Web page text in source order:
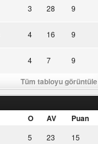
3 28 9
4 16 9
4 7 9
Tüm tabloyu görüntüle
O AV Puan
5 23 15